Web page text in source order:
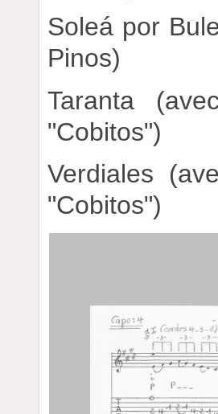
Soleá por
Pinos)
Taranta
"Cobitos")
Verdiales
"Cobitos")